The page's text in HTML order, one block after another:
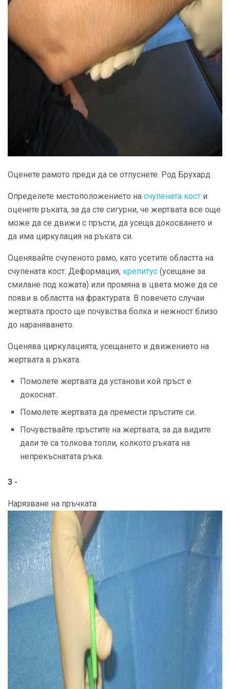
ad
Оценете рамото преди да се отпуснете. Род Брухард
Определете местоположението на счупената кост и
оценете ръката, за да сте сигурни, че жертвата все още
може да се движи с пръсти, да усеща докосването и
да има циркулация на ръката си.
Оценявайте счупеното рамо, като усетите областта на
счупената кост. Деформация, крепитус (усещане за
смилане под кожата) или промяна в цвета може да се
появи в областта на фрактурата. В повечето случаи
жертвата просто ще почувства болка и нежност близо
до нараняването.
Оценява циркулацията, усещането и движението на
жертвата в ръката.
Помолете жертвата да установи кой пръст е
докоснат.
Помолете жертвата да премести пръстите си.
Почувствайте пръстите на жертвата, за да видите
дали те са толкова топли, колкото ръката на
непрекъснатата ръка.
3 -
Нарязване на пръчката